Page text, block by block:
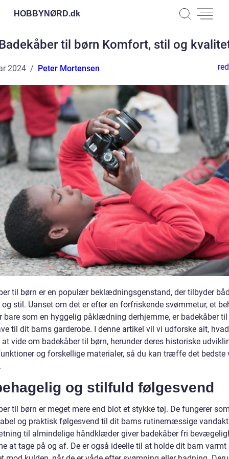
HOBBYNØRD.dk
til børn Komfort, stil og
2024 Peter Mortensen
til børn er en populær beklædningsgenstand, der tilbyder
stil. Uanset om det er efter en forfriskende svømmetur, et
bare som en hyggelig påklædning derhjemme, er badekåber
til dit barns garderobe. I denne artikel vil vi udforske alt,
vide om badekåber til børn, herunder deres historiske
og forskellige materialer, så du kan træffe det bedste
og stilfuld følgesvend
til børn er meget mere end blot et stykke tøj. De fungerer
og praktisk følgesvend til dit barns rutinemæssige
til almindelige håndklæder giver badekåber fri
at tage på og af. De er også ideelle til at holde dit barn varmt